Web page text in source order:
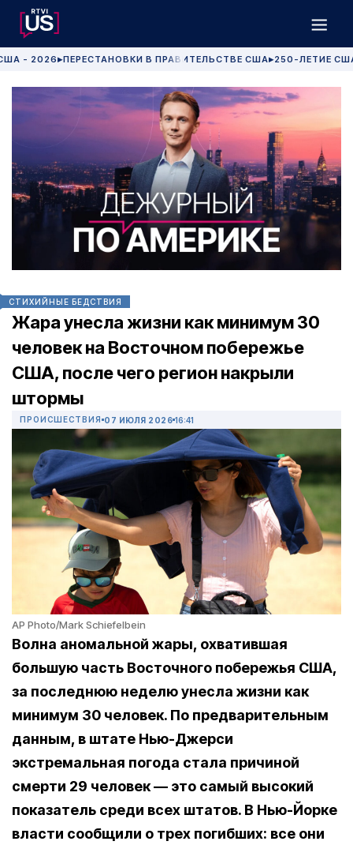
- 2026 ▶ПЕРЕСТАНОВКИ В ПРАВИТЕЛЬСТВЕ США▶250-ЛЕТИЕ
СТИХИЙНЫЕ БЕДСТВИЯ
Жара унесла жизни как минимум 30
человек на Восточном побережье
США, после чего регион накрыли
штормы
ПРОИСШЕСТВИЯ 07 ИЮЛЯ 2026 16:41
AP Photo/Mark Schiefelbein
Волна аномальной жары, охватившая
большую часть Восточного побережья США,
за последнюю неделю унесла жизни как
минимум 30 человек. По предварительным
данным, в штате Нью-Джерси
экстремальная погода стала причиной
смерти 29 человек — это самый высокий
показатель среди всех штатов. В Нью-Йорке
власти сообщили о трех погибших: все они